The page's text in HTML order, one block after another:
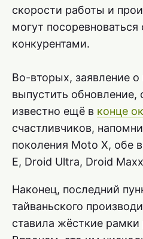
скорости работы и
могут
конкурентами.
Во-вторых, заявление о
выпустить
известно ещё в конце
счастливчиков,
поколения Moto X, обе
E, Droid Ultra, Droid
Наконец, последний
тайваньского
ставила жёсткие рамки